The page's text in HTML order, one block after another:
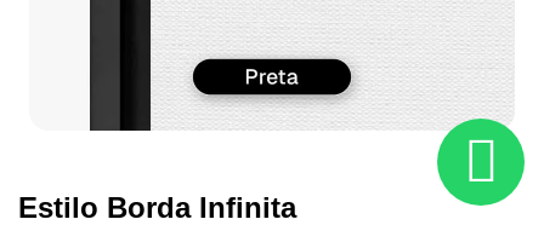
Estilo Borda Infinita